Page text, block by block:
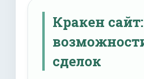
Кракен
сделок